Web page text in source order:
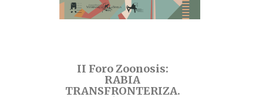
II Foro Zoonosis:
RABIA
TRANSFRONTERIZA.